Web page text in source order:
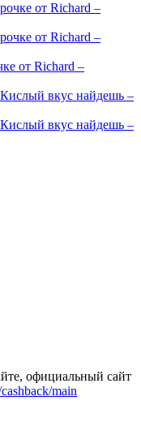
от Richard –
от Richard –
от Richard –
вкус найдешь –
вкус найдешь –
официальный сайт
main